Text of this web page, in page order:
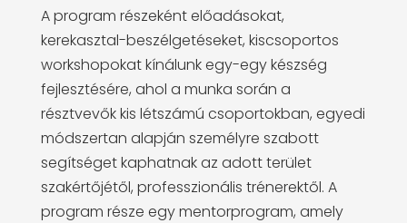
A program részeként előadásokat,
kerekasztal-beszélgetéseket, kiscsoportos
workshopokat kínálunk egy-egy készség
fejlesztésére, ahol a munka során a
résztvevők kis létszámú csoportokban, egyedi
módszertan alapján személyre szabott
segítséget kaphatnak az adott terület
szakértőjétől, professzionális trénerektől. A
program része egy mentorprogram, amely